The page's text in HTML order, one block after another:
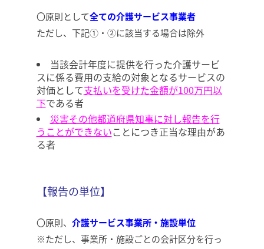
〇原則として全ての介護サービス事業者
ただし、下記①・②に該当する場合は除外
当該会計年度に提供を行った介護サービ
スに係る費用の支給の対象となるサービスの
対価として支払いを受けた金額が100万円以
下である者
災害その他都道府県知事に対し報告を行
うことができないことにつき正当な理由があ
る者
【報告の単位】
〇原則、 介護サービス事業所・施設単位
※ただし、事業所・施設ごとの会計区分を行っ